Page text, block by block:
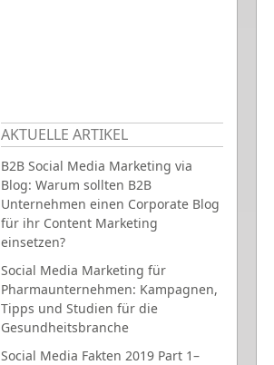
AKTUELLE ARTIKEL
B2B Social Media Marketing via
Blog: Warum sollten B2B
Unternehmen einen Corporate Blog
für ihr Content Marketing
einsetzen?
Social Media Marketing für
Pharmaunternehmen: Kampagnen,
Tipps und Studien für die
Gesundheitsbranche
Social Media Fakten 2019 Part 1–